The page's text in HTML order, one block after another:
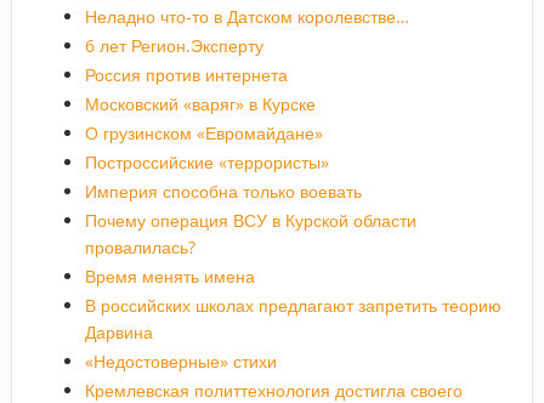
Неладно что-то в Датском королевстве…
6 лет Регион.Эксперту
Россия против интернета
Московский «варяг» в Курске
О грузинском «Евромайдане»
Построссийские «террористы»
Империя способна только воевать
Почему операция ВСУ в Курской области
провалилась?
Время менять имена
В российских школах предлагают запретить теорию
Дарвина
«Недостоверные» стихи
Кремлевская политтехнология достигла своего